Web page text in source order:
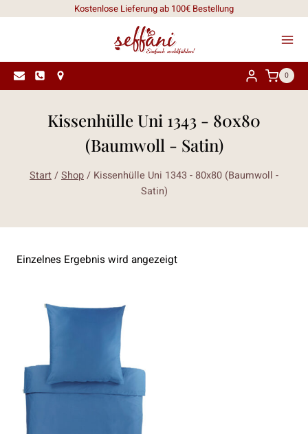
Kostenlose Lieferung ab 100€ Bestellung
0
Kissenhülle Uni 1343 - 80x80
(Baumwoll - Satin)
Start/Shop/ Kissenhülle Uni 1343 - 80x80 (Baumwoll -
Satin)
Einzelnes Ergebnis wird angezeigt